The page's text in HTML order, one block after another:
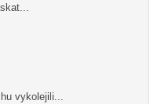
vykolejili...